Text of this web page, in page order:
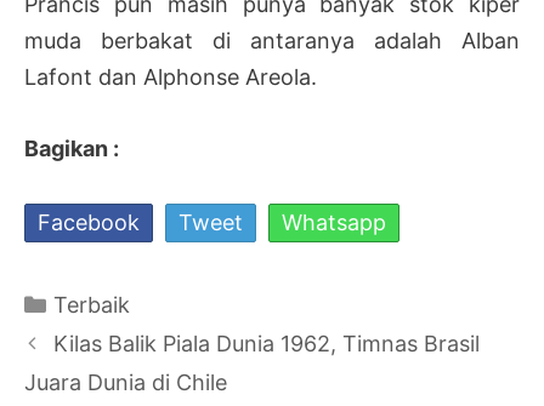
muda berbakat di antaranya adalah Alban
Lafont dan Alphonse Areola.
Bagikan :
Facebook Tweet Whatsapp
Kategori
Terbaik
Navigasi
Tulisan
Kilas Balik Piala Dunia 1962, Timnas Brasil
Juara Dunia di Chile